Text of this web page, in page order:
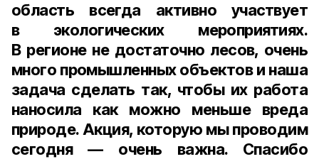
область всегда активно участвует
в экологических мероприятиях.
В регионе не достаточно лесов, очень
много промышленных объектов и наша
задача сделать так, чтобы их работа
наносила как можно меньше вреда
природе. Акция, которую мы проводим
сегодня — очень важна. Спасибо